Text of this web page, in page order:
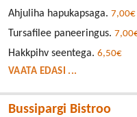
Ahjuliha hapukapsaga. 7,00€
Tursafilee paneeringus.
Hakkpihv seentega. 6,50€
VAATA EDASI ...
Bussipargi Bistroo